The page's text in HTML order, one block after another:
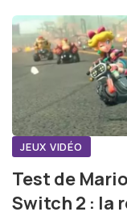
JEUX VIDÉO
Test de
Switch 2 : la